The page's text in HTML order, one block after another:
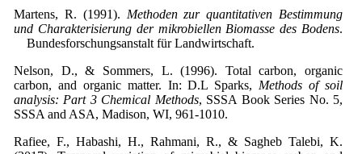
Martens, R. (1991). Methoden zur quantitativen Bestimmung
und Charakterisierung der mikrobiellen Biomasse des Bodens.
Bundesforschungsanstalt für Landwirtschaft.
Nelson, D., & Sommers, L. (1996). Total carbon, organic
carbon, and organic matter. In: D.L Sparks, Methods of soil
analysis: Part 3 Chemical Methods, SSSA Book Series No. 5,
SSSA and ASA, Madison, WI, 961-1010.
Rafiee, F., Habashi, H., Rahmani, R., & Sagheb Talebi, K.